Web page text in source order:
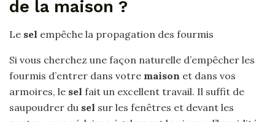
de la maison ?
Le sel empêche la propagation des fourmis
Si vous cherchez une façon naturelle d’empêcher les
fourmis d’entrer dans votre maison et dans vos
armoires, le sel fait un excellent travail. Il suffit de
saupoudrer du sel sur les fenêtres et devant les